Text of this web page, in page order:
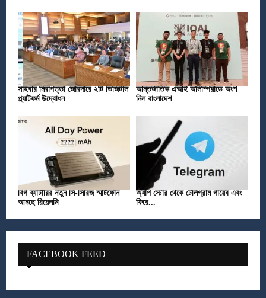
সাইবার নিরাপত্তা জোরদারে ২টি ডিজিটাল
প্ল্যাটফর্ম উদ্বোধন
আন্তর্জাতিক এআই অলিম্পিয়াডে অংশ
নিল বাংলাদেশ
বিগ ব্যাটারির নতুন সি-সিরিজ স্মার্টফোন
আনছে রিয়েলমি
অ্যাপ স্টোর থেকে টেলিগ্রাম গায়েব এবং
ফিরে...
FACEBOOK FEED